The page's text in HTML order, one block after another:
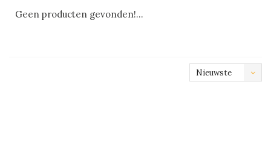
Geen producten gevonden!...
Nieuwste